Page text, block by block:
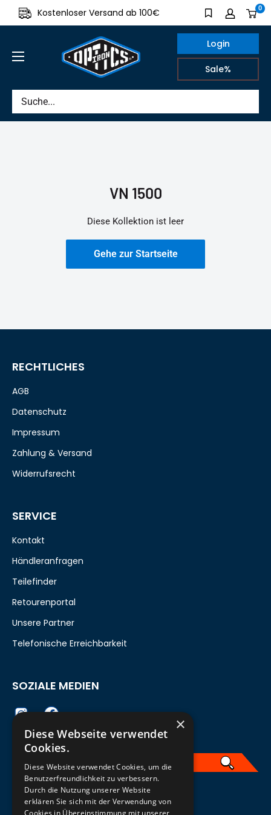
Direkt
zum
Kostenloser Versand ab 100€ Made in0
IRON
Login
Sale%
VN 1500
Diese Kollektion ist leer
Gehe zur Startseite
RECHTLICHES
AGB
Datenschutz
Impressum
Zahlung & Versand
Widerrufsrecht
SERVICE
Kontakt
Händleranfragen
Teilefinder
Retourenportal
Unsere Partner
Telefonische Erreichbarkeit
SOZIALE MEDIEN
German
×
Diese Webseite verwendet
Cookies.
Diese Website verwendet Cookies, um die
Benutzerfreundlichkeit zu verbessern.
Durch die Nutzung unserer Website
erklären Sie sich mit der Verwendung von
Cookies in Übereinstimmung mit unserer